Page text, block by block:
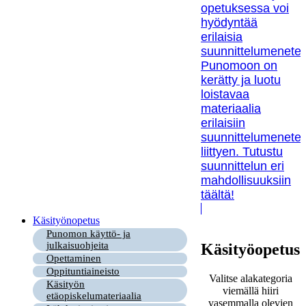
opetuksessa voi
hyödyntää
erilaisia
Punomoon on
kerätty ja luotu
loistavaa
materiaalia
erilaisiin
liittyen. Tutustu
suunnittelun eri
mahdollisuuksiin
täältä!
Käsityönopetus
Punomon käyttö- ja
julkaisuohjeita
Opettaminen
Oppituntiaineisto
Käsityön
etäopiskelumateriaalia
Käsityöopetus
Valitse alakategoria
viemällä hiiri
vasemmalla olevien